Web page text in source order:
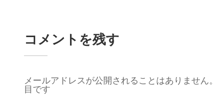
コメントを残す
メールアドレスが公開されることはありません。
目です